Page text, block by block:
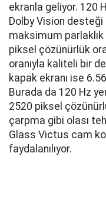
ekranla geliyor. 120
Dolby Vision
maksimum parlaklık
piksel çözünürlük
oranıyla kaliteli bir
kapak ekranı ise
Burada da 120 Hz
2520 piksel
çarpma gibi olası
Glass Victus cam
faydalanılıyor.